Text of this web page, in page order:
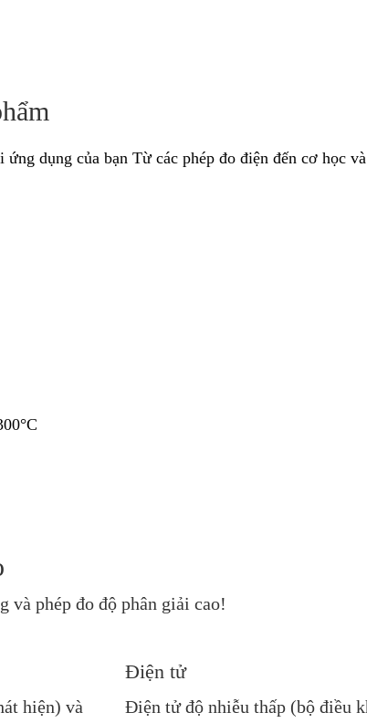
dụng của bạn Từ các phép đo điện đến cơ học
và phép đo độ phân giải cao!
hiện) và
Điện tử
Điện tử độ nhiễu thấp (bộ điều